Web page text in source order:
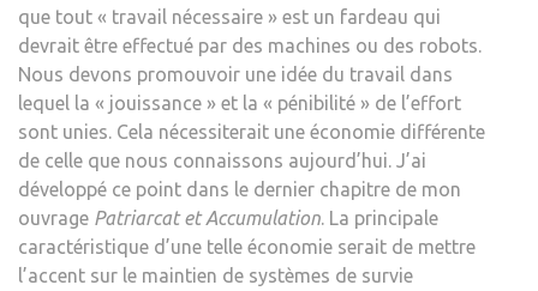
que tout « travail nécessaire » est un fardeau qui
devrait être effectué par des machines ou des robots.
Nous devons promouvoir une idée du travail dans
lequel la « jouissance » et la « pénibilité » de l’effort
sont unies. Cela nécessiterait une économie différente
de celle que nous connaissons aujourd’hui. J’ai
développé ce point dans le dernier chapitre de mon
ouvrage Patriarcat et Accumulation. La principale
caractéristique d’une telle économie serait de mettre
l’accent sur le maintien de systèmes de survie